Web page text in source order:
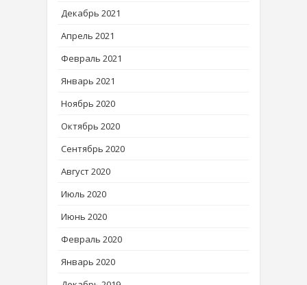
Декабрь 2021
Апрель 2021
Февраль 2021
Январь 2021
Ноябрь 2020
Октябрь 2020
Сентябрь 2020
Август 2020
Июль 2020
Июнь 2020
Февраль 2020
Январь 2020